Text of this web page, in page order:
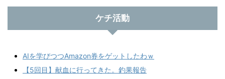
ケチ活動
AIを学びつつAmazon券をゲットしたわｗ
【5回目】献血に行ってきた。釣果報告